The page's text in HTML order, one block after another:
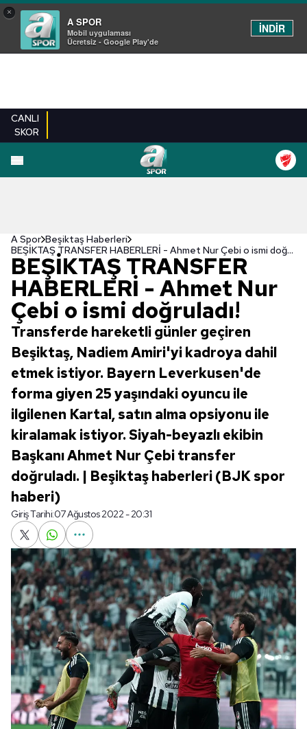
×
A SPOR
Mobil uygulaması
Ücretsiz - Google Play'de
İNDİR
CANLI
SKOR
A Spor Beşiktaş Haberleri
BEŞİKTAŞ TRANSFER HABERLERİ - Ahmet Nur Çebi o ismi doğruladı!
BEŞİKTAŞ TRANSFER
HABERLERİ - Ahmet Nur
Çebi o ismi doğruladı!
Transferde hareketli günler geçiren
Beşiktaş, Nadiem Amiri'yi kadroya dahil
etmek istiyor. Bayern Leverkusen'de
forma giyen 25 yaşındaki oyuncu ile
ilgilenen Kartal, satın alma opsiyonu ile
kiralamak istiyor. Siyah-beyazlı ekibin
Başkanı Ahmet Nur Çebi transfer
doğruladı. | Beşiktaş haberleri (BJK spor
haberi)
Giriş Tarihi:07 Ağustos 2022 - 20:31